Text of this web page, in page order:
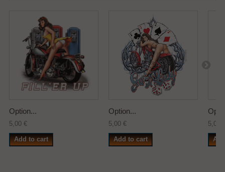
Option...
5,00 €
Add to cart
Option...
5,00 €
Add to cart
5,00